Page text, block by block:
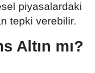
piyasalardaki
tepki verebilir.
Altın mı?